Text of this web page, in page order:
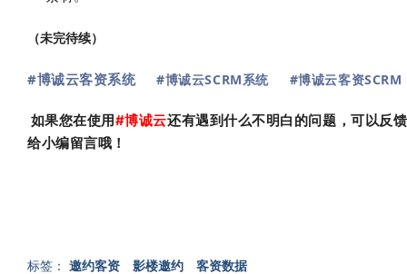
（未完待续）
#博诚云客资系统 #博诚云SCRM系统 #博诚云客资SCRM
如果您在使用#博诚云还有遇到什么不明白的问题，可以反
给小编留言哦！
标签： 邀约客资 影楼邀约 客资数据